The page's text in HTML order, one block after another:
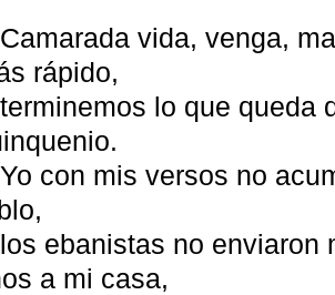
Camarada vida, venga,
rápido,
terminemos lo que queda
Yo con mis versos no
los ebanistas no enviaron
a mi casa,